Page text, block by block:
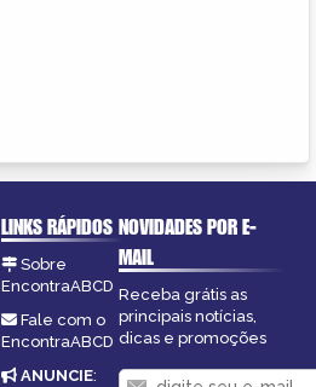
LINKS RÁPIDOS
Sobre
EncontraABCD
Fale com o
EncontraABCD
ANUNCIE:
NOVIDADES POR E-
MAIL
Receba grátis as
principais notícias,
dicas e promoções